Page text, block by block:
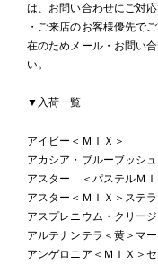
は、お問い合わせにご対
・ご来店のお客様優先で
在のためメール・お問い
い。
▼入荷一覧
アイビー＜ＭＩＸ＞
アカシア・ブルーブッシュ
アスター ＜パステルＭＩ
アスター＜ＭＩＸ＞ステ
アスプレニウム・クリージ
アルテナンテラ＜黄＞マ
アンゲロニア＜ＭＩＸ＞